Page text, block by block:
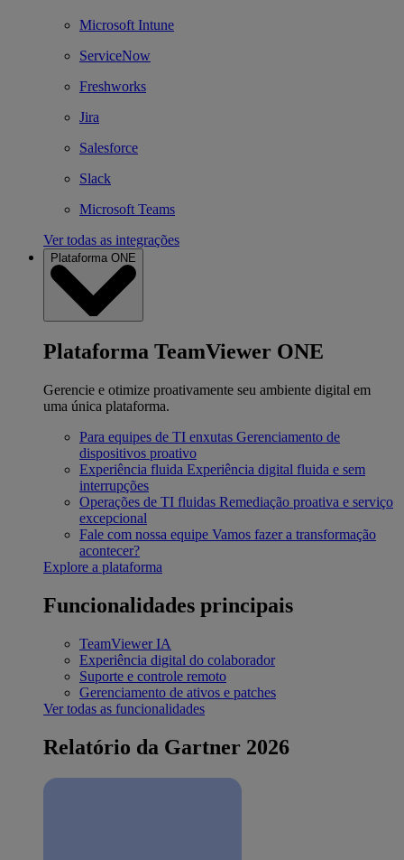
Microsoft Intune
ServiceNow
Freshworks
Jira
Salesforce
Slack
Microsoft Teams
Ver todas as integrações
Plataforma ONE
Plataforma TeamViewer ONE
Gerencie e otimize proativamente seu ambiente digital em
uma única plataforma.
Para equipes de TI enxutas Gerenciamento de
dispositivos proativo
Experiência fluida Experiência digital fluida e sem
interrupções
Operações de TI fluidas Remediação proativa e serviço
excepcional
Fale com nossa equipe Vamos fazer a transformação
acontecer?
Explore a plataforma
Funcionalidades principais
TeamViewer IA
Experiência digital do colaborador
Suporte e controle remoto
Gerenciamento de ativos e patches
Ver todas as funcionalidades
Relatório da Gartner 2026